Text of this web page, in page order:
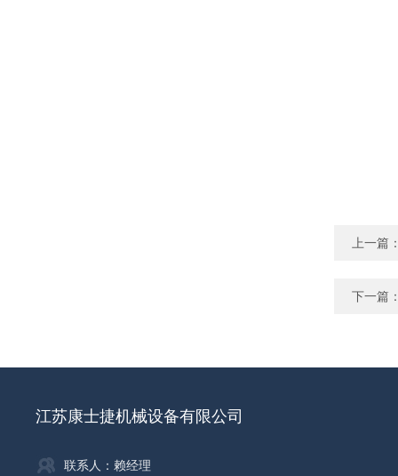
上一篇
下一篇
江苏康士捷机械设备有限公司
联系人：赖经理